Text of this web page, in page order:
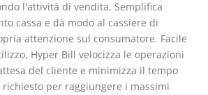
l'attività di vendita. Semplifica
cassa e dà modo al cassiere di
attenzione sul consumatore. Facile
Hyper Bill velocizza le operazioni
del cliente e minimizza il tempo
per raggiungere i massimi